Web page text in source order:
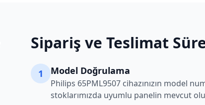
Sipariş ve Teslimat
1 Model Doğrulama
Philips 65PML9507 cihazınızın model
stoklarımızda uyumlu panelin mevcut